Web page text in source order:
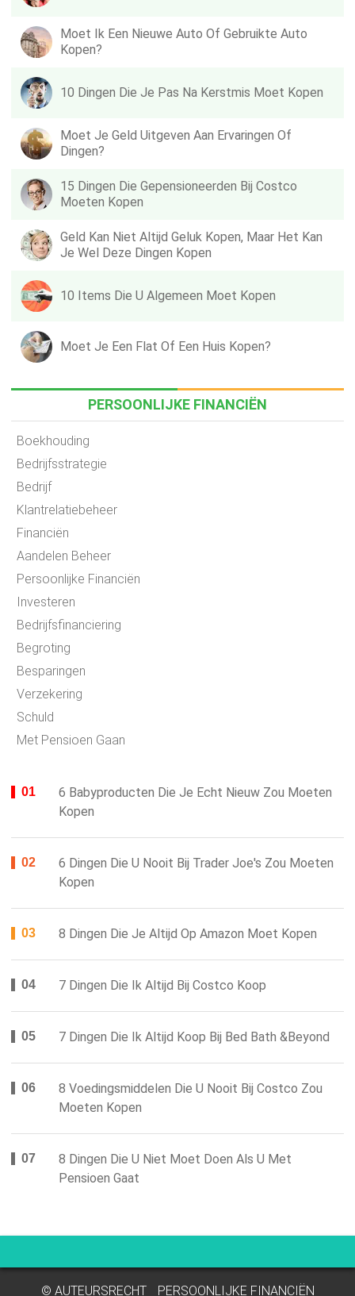
Moet Ik Een Nieuwe Auto Of Gebruikte Auto
Kopen?
10 Dingen Die Je Pas Na Kerstmis Moet Kopen
Moet Je Geld Uitgeven Aan Ervaringen Of
Dingen?
15 Dingen Die Gepensioneerden Bij Costco
Moeten Kopen
Geld Kan Niet Altijd Geluk Kopen, Maar Het Kan
Je Wel Deze Dingen Kopen
10 Items Die U Algemeen Moet Kopen
Moet Je Een Flat Of Een Huis Kopen?
PERSOONLIJKE FINANCIËN
Boekhouding
Bedrijfsstrategie
Bedrijf
Klantrelatiebeheer
Financiën
Aandelen Beheer
Persoonlijke Financiën
Investeren
Bedrijfsfinanciering
Begroting
Besparingen
Verzekering
Schuld
Met Pensioen Gaan
6 Babyproducten Die Je Echt Nieuw Zou Moeten
Kopen
6 Dingen Die U Nooit Bij Trader Joe's Zou Moeten
Kopen
8 Dingen Die Je Altijd Op Amazon Moet Kopen
7 Dingen Die Ik Altijd Bij Costco Koop
7 Dingen Die Ik Altijd Koop Bij Bed Bath &Beyond
8 Voedingsmiddelen Die U Nooit Bij Costco Zou
Moeten Kopen
8 Dingen Die U Niet Moet Doen Als U Met
Pensioen Gaat
© AUTEURSRECHT PERSOONLIJKE FINANCIËN